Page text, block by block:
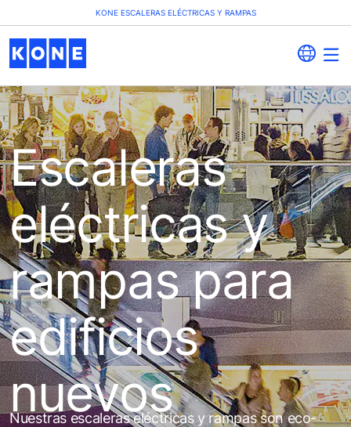
KONE ESCALERAS ELÉCTRICAS Y RAMPAS
Escaleras
eléctricas y
rampas para
edificios
nuevos
Nuestras escaleras eléctricas y rampas son eco-